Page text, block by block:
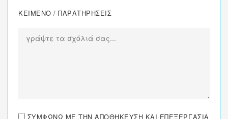
ΚΕΙΜΕΝΟ / ΠΑΡΑΤΗΡΗΣΕΙΣ
ΣΥΜΦΩΝΏ ΜΕ ΤΗΝ ΑΠΟΘΉΚΕΥΣΗ ΚΑΙ ΕΠΕΞΕΡΓΑΣΊΑ